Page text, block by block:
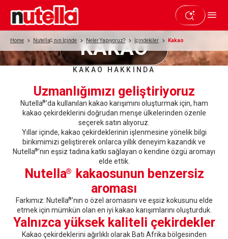
Home Nutella® nın İçinde Neler Yapıyoruz? İçindekiler Kakao
KAKAO
KAKAO HAKKINDA
Uzmanlığımızı geliştiriyoruz
Nutella®’da kullanılan kakao karışımını oluşturmak için, ham
kakao çekirdeklerini doğrudan menşe ülkelerinden özenle
seçerek satın alıyoruz.
Yıllar içinde, kakao çekirdeklerinin işlenmesine yönelik bilgi
birikimimizi geliştirerek onlarca yıllık deneyim kazandık ve
Nutella®’nın eşsiz tadına katkı sağlayan o kendine özgü aromayı
elde ettik.
Nutella® kakaosunun benzersiz
aroması
Farkımız: Nutella®’nın o özel aromasını ve eşsiz kokusunu elde
etmek için mümkün olan en iyi kakao karışımlarını oluşturduk.
Yalnızca yüksek kaliteli çekirdekler
Kakao çekirdeklerini ağırlıklı olarak Batı Afrika bölgesinden